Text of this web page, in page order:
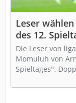
Leser
des 12.
Die Leser von
Momuluh von
Spieltages".